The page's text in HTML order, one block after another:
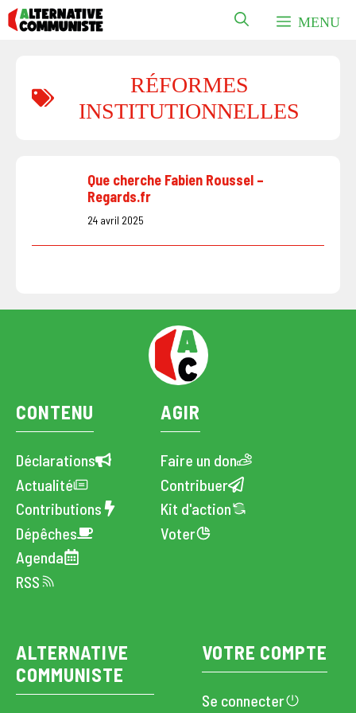
Aller
au
MENU
RÉFORMES
INSTITUTIONNELLES
Que cherche Fabien Roussel –
Regards.fr
24 avril 2025
CONTENU
Déclarations
Actualité
Contributions
Dépêches
Agenda
RSS
AGIR
Faire un don
Contribuer
Kit d'action
Voter
ALTERNATIVE
COMMUNISTE
VOTRE COMPTE
Se connecter